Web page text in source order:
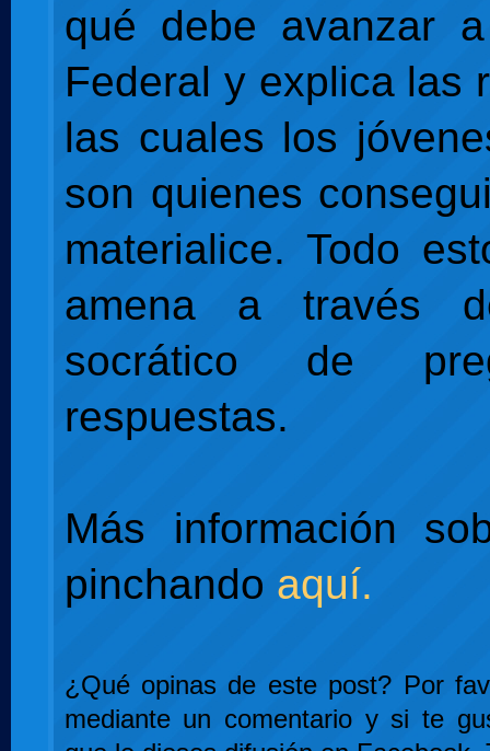
qué debe avanzar
Federal y explica las
las cuales los
son quienes
materialice. Todo
amena a través
socrático de
respuestas.
Más información
pinchando aquí.
¿Qué opinas de este post? Por
mediante un comentario y si te